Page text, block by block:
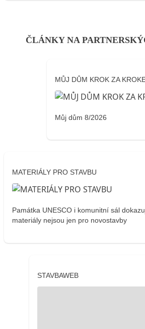
ČLÁNKY NA
MŮJ DŮM KROK ZA
Můj dům 8/2026
MATERIÁLY PRO STAVBU
Památka UNESCO i komunitní sál
materiály nejsou jen pro novostavby
STAVBAWEB